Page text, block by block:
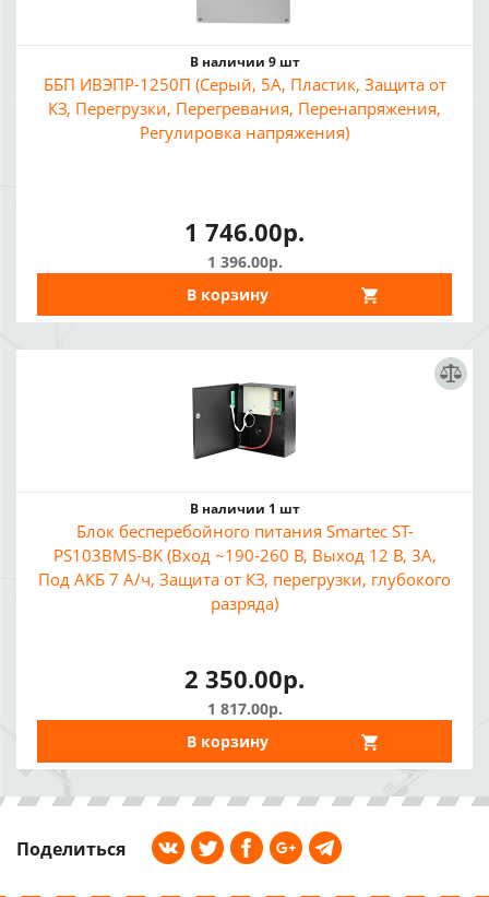
В наличии 9 шт
ББП ИВЭПР-1250П (Серый, 5А, Пластик, Защита от
КЗ, Перегрузки, Перегревания, Перенапряжения,
Регулировка напряжения)
1 746.00р.
1 396.00р.
В корзину
В наличии 1 шт
Блок бесперебойного питания Smartec ST-
PS103BMS-BK (Вход ~190-260 В, Выход 12 В, 3A,
Под АКБ 7 А/ч, Защита от КЗ, перегрузки, глубокого
разряда)
2 350.00р.
1 817.00р.
В корзину
Поделиться